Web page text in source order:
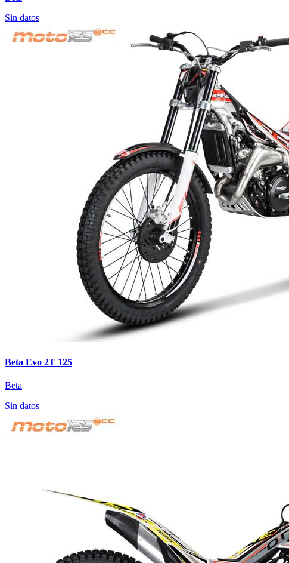
Sin datos
Beta Evo 2T 125
Beta
Sin datos